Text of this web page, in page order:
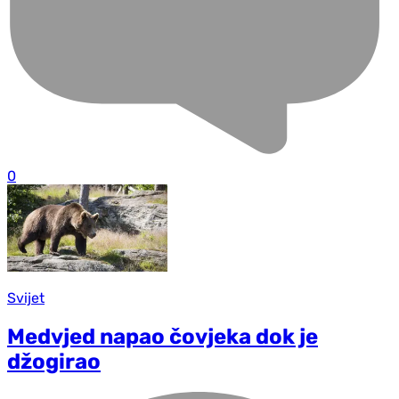
0
Svijet
Medvjed napao čovjeka dok je
džogirao